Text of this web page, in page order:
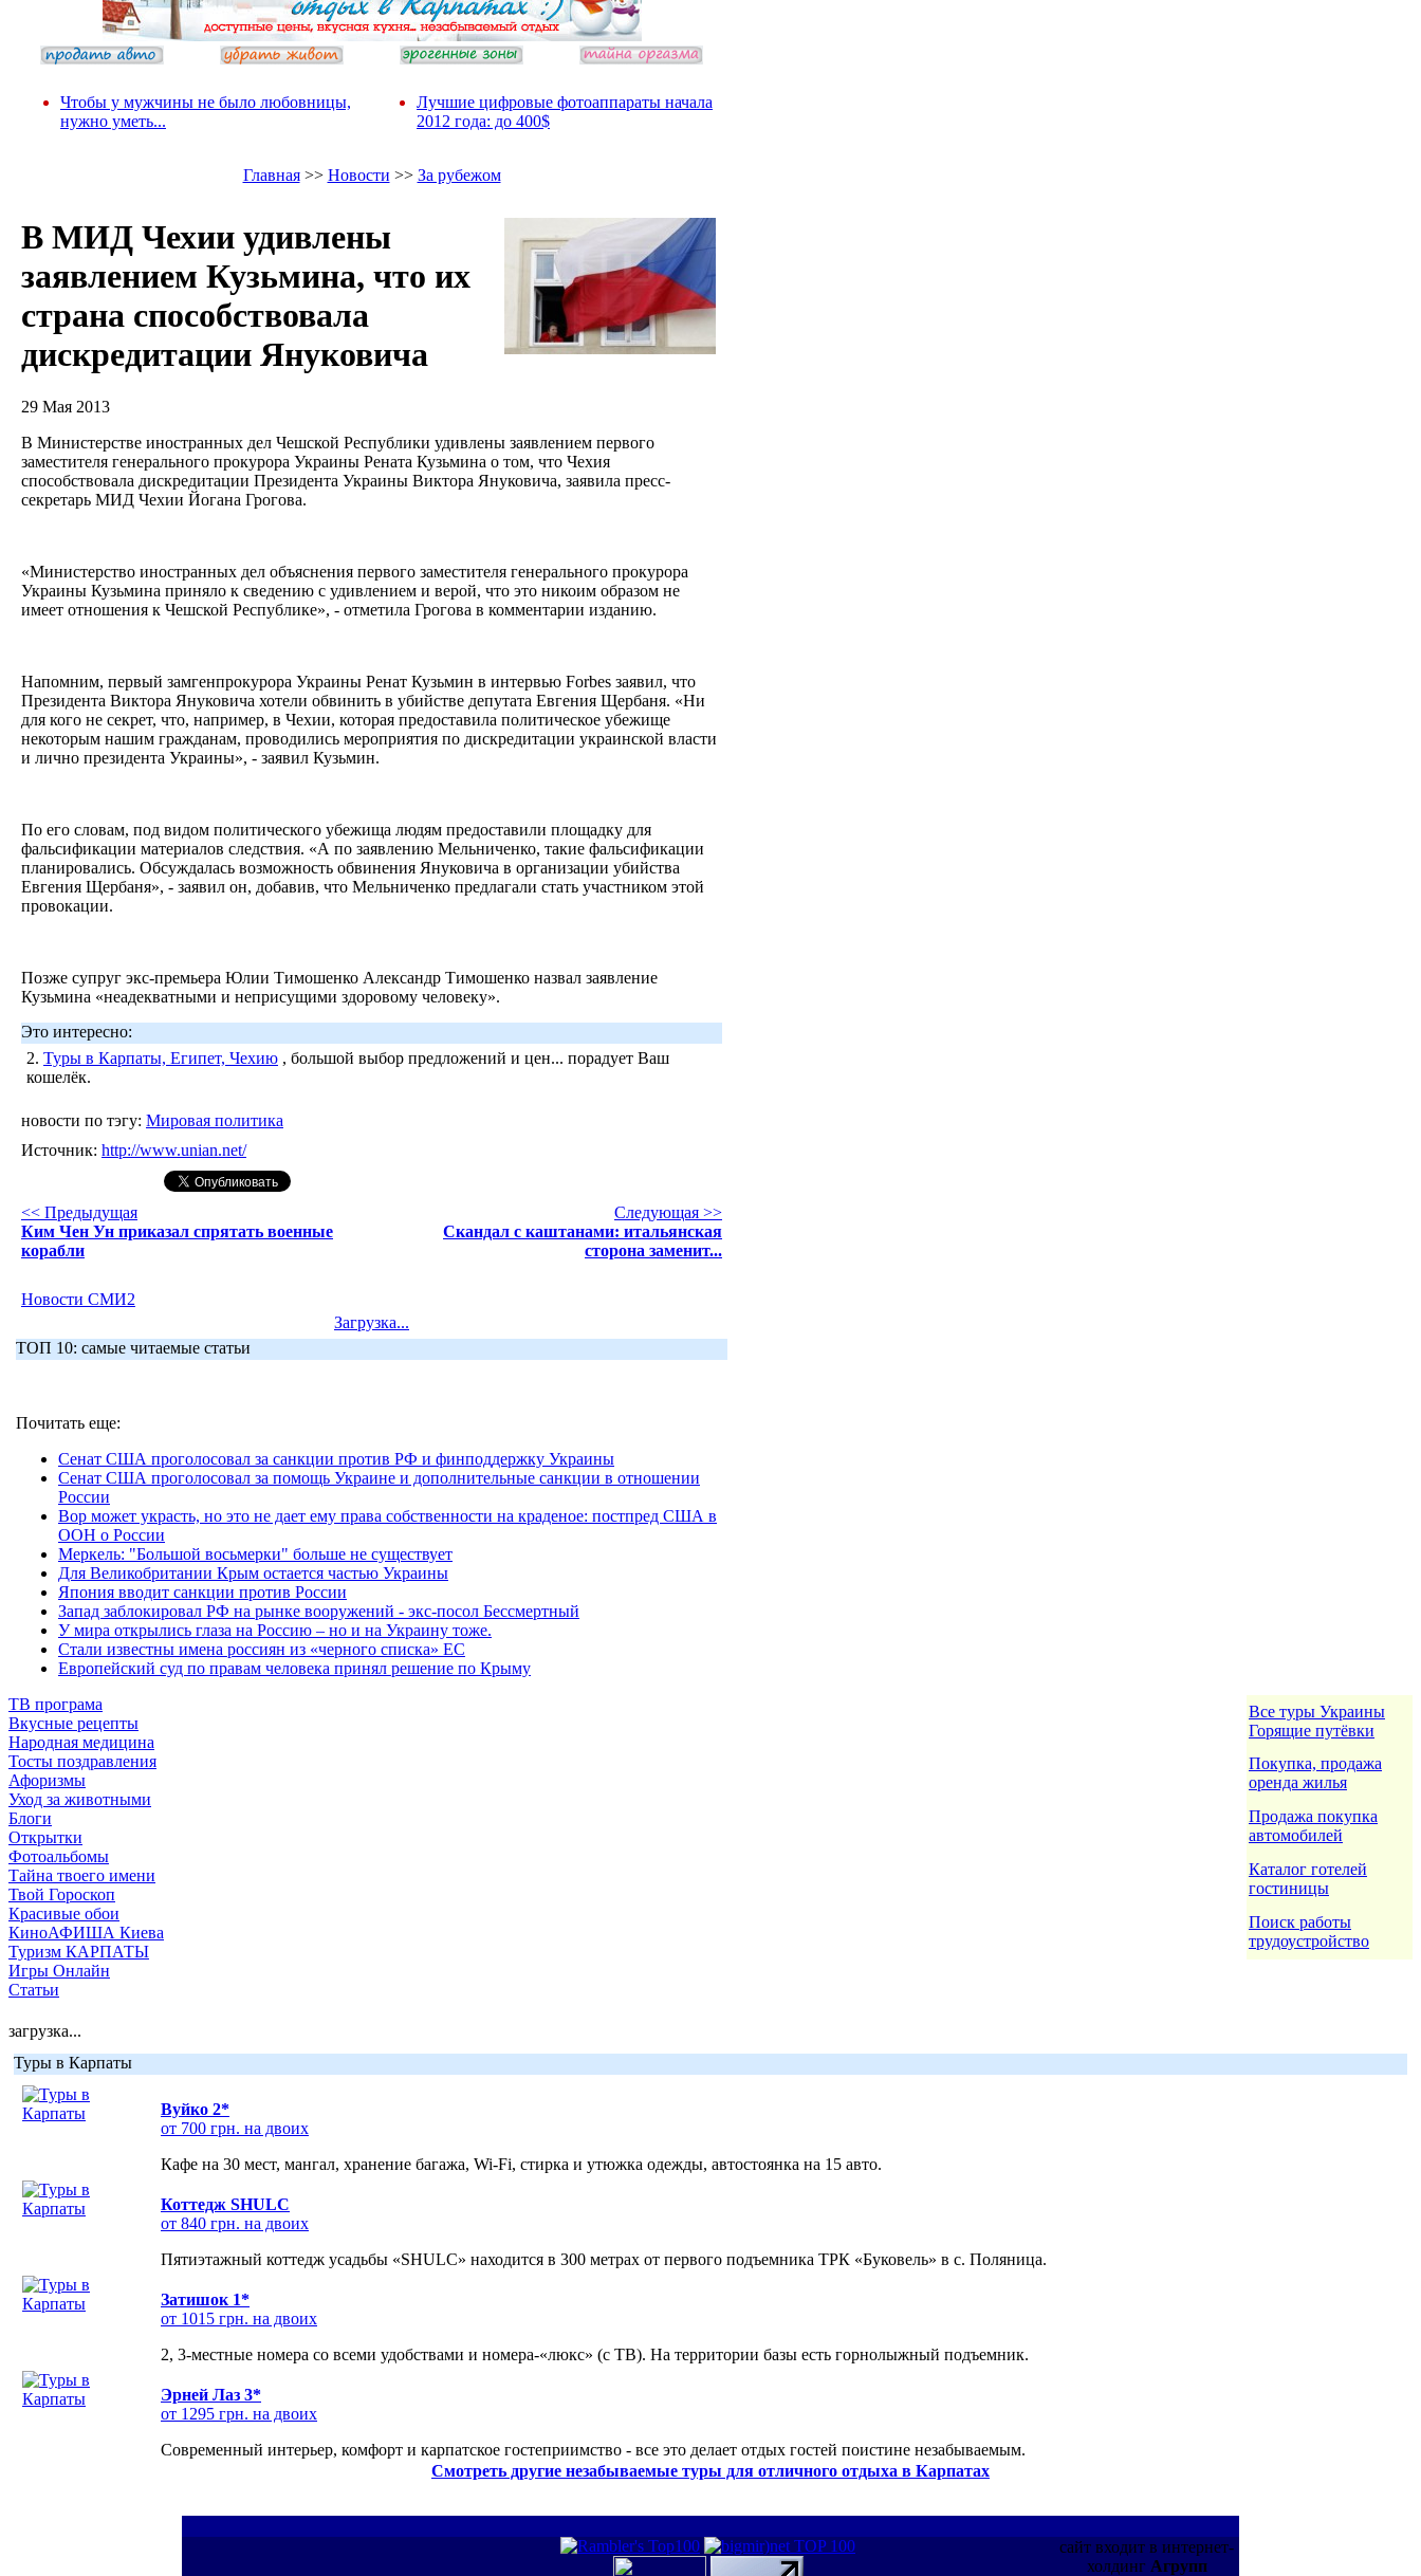
Чтобы у мужчины не было любовницы,
нужно уметь...
Лучшие цифровые фотоаппараты начала
2012 года: до 400$
Главная>> Новости >> За рубежом
В МИД Чехии удивлены
заявлением Кузьмина, что их
страна способствовала
дискредитации Януковича
29 Мая 2013
В Министерстве иностранных дел Чешской Республики удивлены заявлением первого
заместителя генерального прокурора Украины Рената Кузьмина о том, что Чехия
способствовала дискредитации Президента Украины Виктора Януковича, заявила пресс-
секретарь МИД Чехии Йогана Грогова.
«Министерство иностранных дел объяснения первого заместителя генерального прокурора
Украины Кузьмина приняло к сведению с удивлением и верой, что это никоим образом не
имеет отношения к Чешской Республике», - отметила Грогова в комментарии изданию.
Напомним, первый замгенпрокурора Украины Ренат Кузьмин в интервью Forbes заявил, что
Президента Виктора Януковича хотели обвинить в убийстве депутата Евгения Щербаня. «Ни
для кого не секрет, что, например, в Чехии, которая предоставила политическое убежище
некоторым нашим гражданам, проводились мероприятия по дискредитации украинской власти
и лично президента Украины», - заявил Кузьмин.
По его словам, под видом политического убежища людям предоставили площадку для
фальсификации материалов следствия. «А по заявлению Мельниченко, такие фальсификации
планировались. Обсуждалась возможность обвинения Януковича в организации убийства
Евгения Щербаня», - заявил он, добавив, что Мельниченко предлагали стать участником этой
провокации.
Позже супруг экс-премьера Юлии Тимошенко Александр Тимошенко назвал заявление
Кузьмина «неадекватными и неприсущими здоровому человеку».
Это интересно:
2. Туры в Карпаты, Египет, Чехию , большой выбор предложений и цен... порадует Ваш
кошелёк.
новости по тэгу: Мировая политика
Источник: http://www.unian.net/
<< Предыдущая
Ким Чен Ун приказал спрятать военные
корабли
Следующая >>
Скандал с каштанами: итальянская
сторона заменит...
Новости СМИ2
Загрузка...
ТОП 10: самые читаемые статьи
Почитать еще:
Сенат США проголосовал за санкции против РФ и финподдержку Украины
Сенат США проголосовал за помощь Украине и дополнительные санкции в отношении
России
Вор может украсть, но это не дает ему права собственности на краденое: постпред США в
ООН о России
Меркель: "Большой восьмерки" больше не существует
Для Великобритании Крым остается частью Украины
Япония вводит санкции против России
Запад заблокировал РФ на рынке вооружений - экс-посол Бессмертный
У мира открылись глаза на Россию – но и на Украину тоже.
Стали известны имена россиян из «черного списка» ЕС
Европейский суд по правам человека принял решение по Крыму
ТВ програма
Вкусные рецепты
Народная медицина
Тосты поздравления
Афоризмы
Уход за животными
Блоги
Открытки
Фотоальбомы
Тайна твоего имени
Твой Гороскоп
Красивые обои
КиноАФИША Киева
Туризм КАРПАТЫ
Игры Онлайн
Статьи
Все туры Украины
Горящие путёвки
Покупка, продажа
оренда жилья
Продажа покупка
автомобилей
Каталог готелей
гостиницы
Поиск работы
трудоустройство
загрузка...
Туры в Карпаты
Вуйко 2*
от 700 грн. на двоих
Кафе на 30 мест, мангал, хранение багажа, Wi-Fi, стирка и утюжка одежды, автостоянка на 15 авто.
Коттедж SHULC
от 840 грн. на двоих
Пятиэтажный коттедж усадьбы «SHULC» находится в 300 метрах от первого подъемника ТРК «Буковель» в с. Поляница.
Затишок 1*
от 1015 грн. на двоих
2, 3-местные номера со всеми удобствами и номера-«люкс» (с ТВ). На территории базы есть горнолыжный подъемник.
Эрней Лаз 3*
от 1295 грн. на двоих
Современный интерьер, комфорт и карпатское гостеприимство - все это делает отдых гостей поистине незабываемым.
Смотреть другие незабываемые туры для отличного отдыха в Карпатах
сайт входит в интернет-
холдинг Агрупп